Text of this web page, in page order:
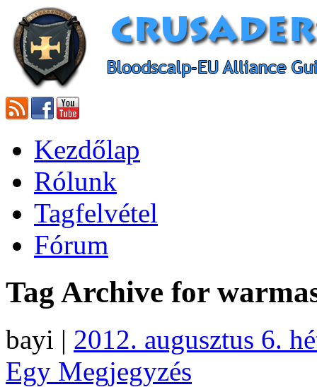
Kezdőlap
Rólunk
Tagfelvétel
Fórum
Tag Archive for
bayi | 2012. augusztus 6.
Egy Megjegyzés